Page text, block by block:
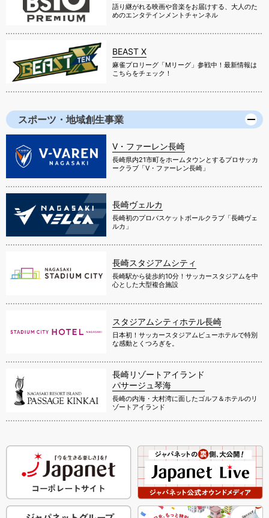
語り継がれる映画や音楽をお届けする、大人のた
めのエンタテインメントチャンネル
BEAST X
麻雀プロリーグ「Mリーグ」参戦中！最新情報は
こちらをチェック！
スポーツ・地域創生事業
V・ファーレン長崎
長崎県内21市町をホームタウンとするプロサッカ
ークラブ「V・ファーレン長崎」
長崎ヴェルカ
長崎初のプロバスケットボールクラブ「長崎ヴェ
ルカ」
長崎スタジアムシティ
長崎駅から徒歩約10分！サッカースタジアムを中
心とした大型複合施設
スタジアムシティホテル長崎
日本初！サッカースタジアムビューホテルで特別
な感動とくつろぎを。
長崎リゾートアイランド
パサージュ琴海
長崎の内海・大村湾に面したゴルフ＆ホテルのリ
ゾートアイランド